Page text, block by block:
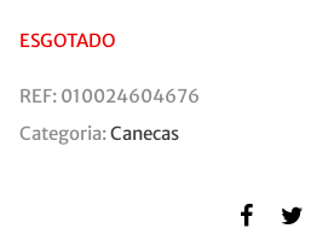
ESGOTADO
REF: 010024604676
Categoria:Canecas